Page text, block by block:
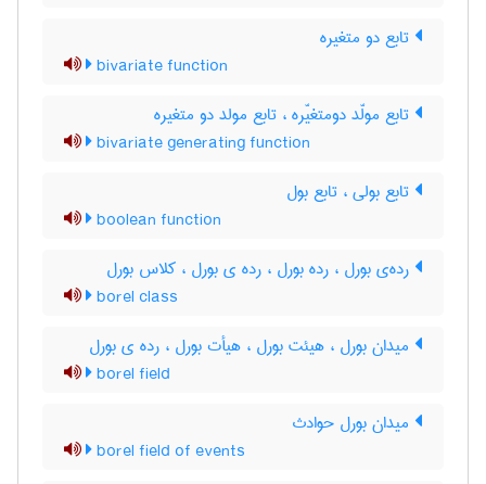
تابع دو متغیره
bivariate function
تابع مولّد دومتغیّره ، تابع مولد دو متغیره
bivariate generating function
تابع بولی ، تابع بول
boolean function
رده‌ی بورل ، رده بورل ، رده ی بورل ، کلاس بورل
borel class
میدان بورل ، هیئت بورل ، هیأت بورل ، رده ی بورل
borel field
میدان بورل حوادث
borel field of events